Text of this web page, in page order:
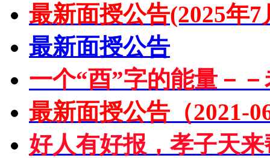
最新面授公告(2025年
最新面授公告
一个“酉”字的能量－
最新面授公告（2021-
好人有好报，孝子天来